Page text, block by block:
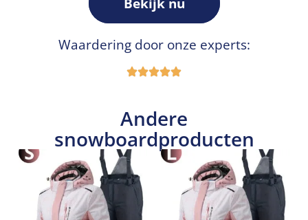
Waardering door onze experts:
Andere
snowboardproducten